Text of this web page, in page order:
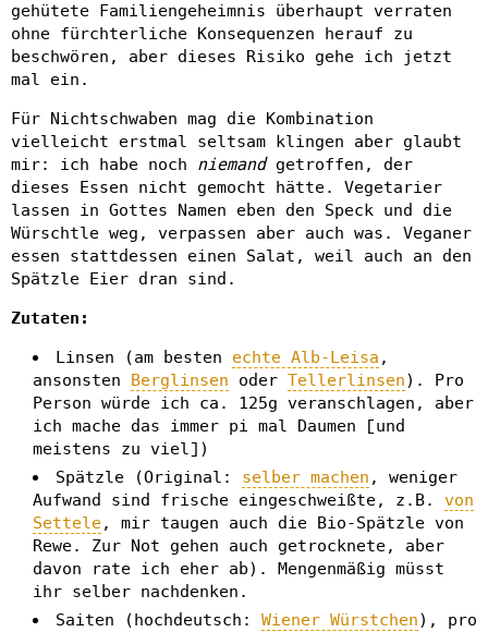
gehütete Familiengeheimnis überhaupt verraten
ohne fürchterliche Konsequenzen herauf zu
beschwören, aber dieses Risiko gehe ich jetzt
mal ein.
Für Nichtschwaben mag die Kombination
vielleicht erstmal seltsam klingen aber glaubt
mir: ich habe noch niemandgetroffen, der
dieses Essen nicht gemocht hätte. Vegetarier
lassen in Gottes Namen eben den Speck und die
Würschtle weg, verpassen aber auch was. Veganer
essen stattdessen einen Salat, weil auch an den
Spätzle Eier dran sind.
Zutaten:
Linsen (am besten echte Alb-Leisa ,
ansonsten Berglinsen oder Tellerlinsen). Pro
Person würde ich ca. 125g veranschlagen, aber
ich mache das immer pi mal Daumen [und
meistens zu viel])
Spätzle (Original: selber machen , weniger
Aufwand sind frische eingeschweißte, z.B. von
Settele, mir taugen auch die Bio-Spätzle von
Rewe. Zur Not gehen auch getrocknete, aber
davon rate ich eher ab). Mengenmäßig müsst
ihr selber nachdenken.
Saiten (hochdeutsch: Wiener Würstchen), pro